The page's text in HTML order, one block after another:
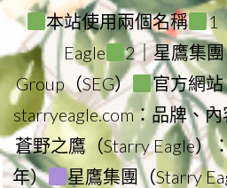
本站使用兩個名稱
1
Eagle
2｜星鷹集
Group（SEG）
官方網站
starryeagle.com：品牌、
蒼野之鷹（Starry Eagle）
年）
星鷹集團（Starry